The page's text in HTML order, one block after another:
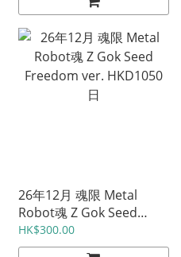
26年12月 魂限 Metal
Robot魂 Z Gok Seed
Freedom ver. HKD1050
日
HK$300.00